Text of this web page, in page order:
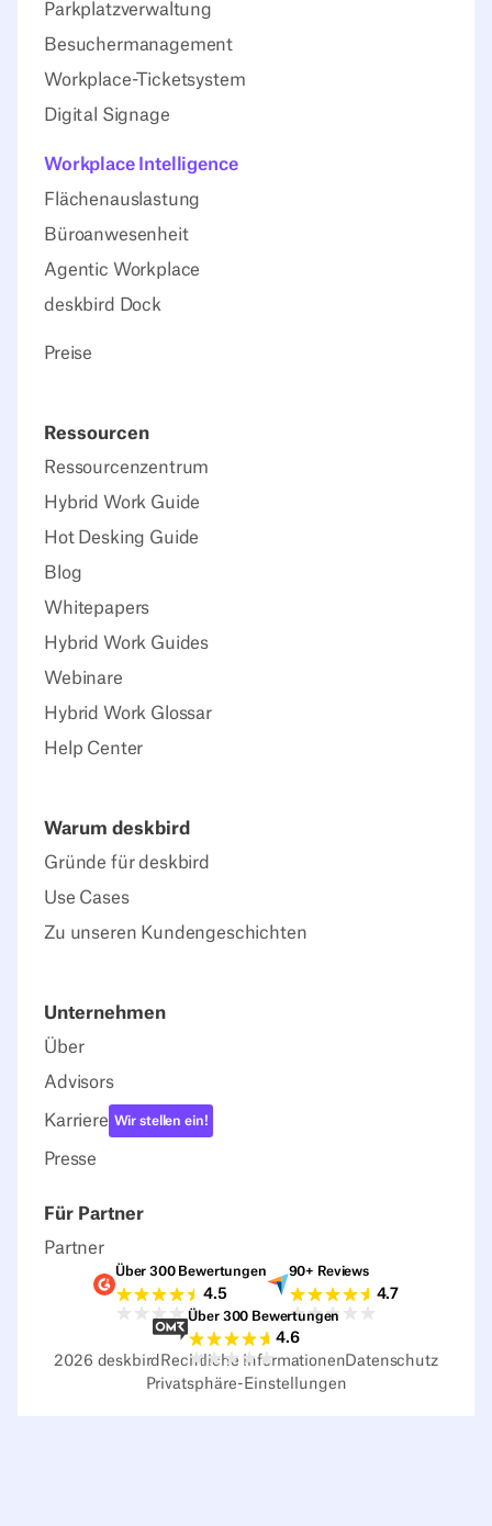
Parkplatzverwaltung
Besuchermanagement
Workplace-Ticketsystem
Digital Signage
Workplace Intelligence
Flächenauslastung
Büroanwesenheit
Agentic Workplace
deskbird Dock
Preise
Ressourcen
Ressourcenzentrum
Hybrid Work Guide
Hot Desking Guide
Blog
Whitepapers
Hybrid Work Guides
Webinare
Hybrid Work Glossar
Help Center
Warum deskbird
Gründe für deskbird
Use Cases
Zu unseren Kundengeschichten
Unternehmen
Über
Advisors
Karriere Wir stellen ein!
Presse
Für Partner
Partner
G2-Bewertungen
Über 300 Bewertungen
4.5
Capterra-
90+ Reviews
4.7
Sourceforge-Bewertungen
Über 300 Bewertungen
4.6
2026 deskbird Rechtliche InformationenDatenschutz
Privatsphäre-Einstellungen